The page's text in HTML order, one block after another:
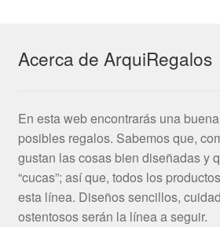
Acerca de ArquiRegalos
En esta web encontrarás una
posibles regalos. Sabemos que,
gustan las cosas bien diseñadas y
“cucas”; así que, todos los
esta línea. Diseños sencillos,
ostentosos serán la línea a seguir.